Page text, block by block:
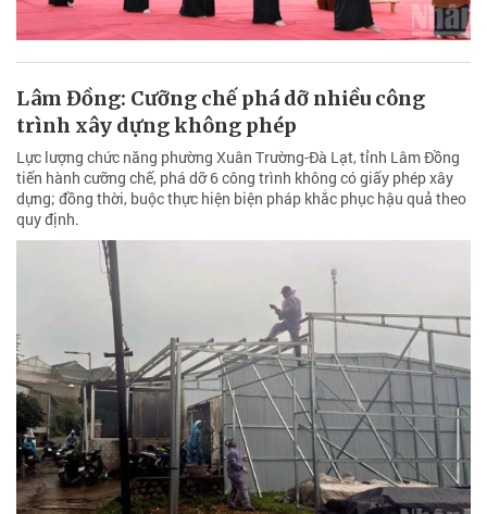
Lâm Đồng: Cưỡng chế phá dỡ nhiều công
trình xây dựng không phép
Lực lượng chức năng phường Xuân Trường-Đà Lạt, tỉnh Lâm Đồng
tiến hành cưỡng chế, phá dỡ 6 công trình không có giấy phép xây
dựng; đồng thời, buộc thực hiện biện pháp khắc phục hậu quả theo
quy định.